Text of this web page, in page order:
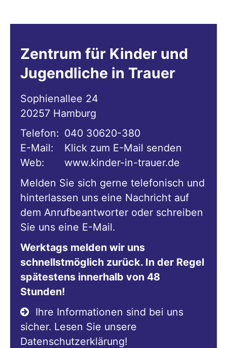
Zentrum für Kinder und
Jugendliche in Trauer
Sophienallee 24
20257 Hamburg
Telefon: 040 30620-380
E-Mail:
Klick zum E-Mail senden
Web:
www.kinder-in-trauer.de
Melden Sie sich gerne telefonisch und
hinterlassen uns eine Nachricht auf
dem Anrufbeantworter oder schreiben
Sie uns eine E-Mail.
Werktags melden wir uns
schnellstmöglich zurück. In der Regel
spätestens innerhalb von 48
Stunden!
Ihre Informationen sind bei uns
sicher. Lesen Sie unsere
Datenschutzerklärung!